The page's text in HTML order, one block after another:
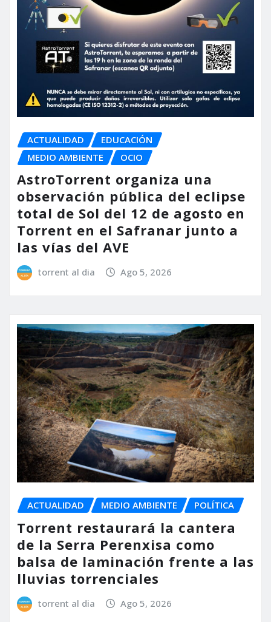
ACTUALIDAD
EDUCACIÓN
MEDIO AMBIENTE
OCIO
AstroTorrent organiza una
observación pública del eclipse
total de Sol del 12 de agosto en
Torrent en el Safranar junto a
las vías del AVE
torrent al dia Ago 5, 2026
ACTUALIDAD MEDIO AMBIENTE POLÍTICA
Torrent restaurará la cantera
de la Serra Perenxisa como
balsa de laminación frente a las
lluvias torrenciales
torrent al dia Ago 5, 2026